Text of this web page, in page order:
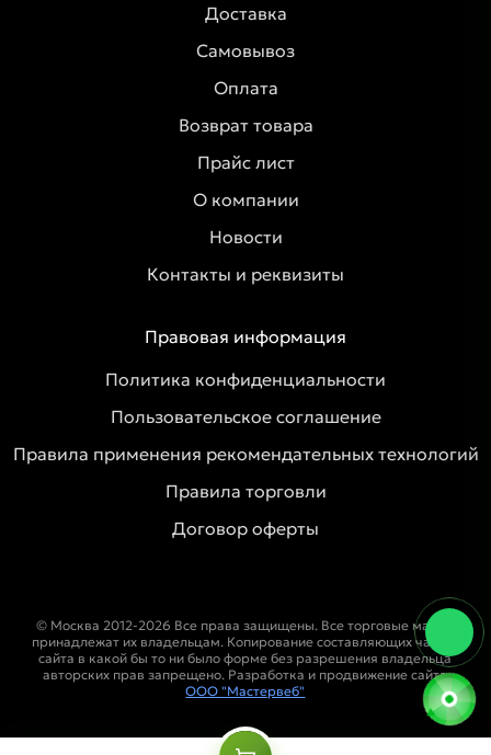
Доставка
Самовывоз
Оплата
Возврат товара
Прайс лист
О компании
Новости
Контакты и реквизиты
Правовая информация
Политика конфиденциальности
Пользовательское соглашение
Правила применения рекомендательных технологий
Правила торговли
Договор оферты
© Москва 2012-2026 Все права защищены. Все торговые марки
принадлежат их владельцам. Копирование составляющих частей
сайта в какой бы то ни было форме без разрешения владельца
авторских прав запрещено. Разработка и продвижение сайта
ООО "Мастервеб"